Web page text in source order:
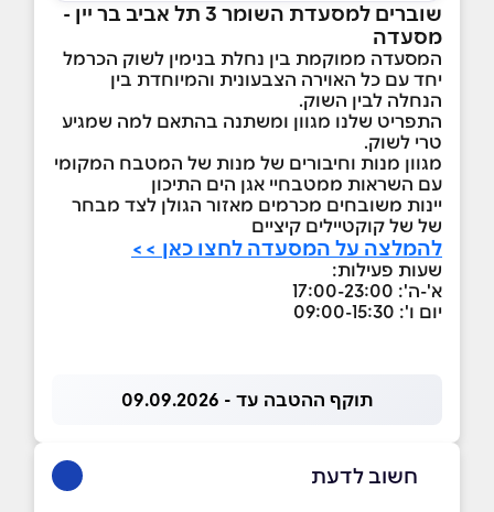
שוברים למסעדת השומר 3 תל אביב בר יין -
מסעדה
המסעדה ממוקמת בין נחלת בנימין לשוק הכרמל
יחד עם כל האוירה הצבעונית והמיוחדת בין
הנחלה לבין השוק.
התפריט שלנו מגוון ומשתנה בהתאם למה שמגיע
טרי לשוק.
מגוון מנות וחיבורים של מנות של המטבח המקומי
עם השראות ממטבחיי אגן הים התיכון
יינות משובחים מכרמים מאזור הגולן לצד מבחר
של של קוקטיילים קיציים
להמלצה על המסעדה לחצו כאן >>
שעות פעילות:
א'-ה': 17:00-23:00
יום ו': 09:00-15:30
תוקף ההטבה עד - 09.09.2026
חשוב לדעת